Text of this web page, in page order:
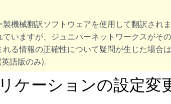
機械翻訳ソフトウェアを使用して翻訳され
いますが、ジュニパーネットワークスがそ
る情報の正確性について疑問が生じた場合
語版のみ).
ケーションの設定変